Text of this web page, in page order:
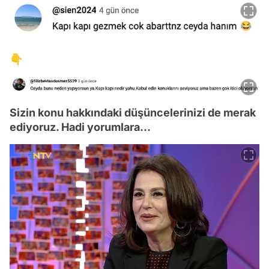
👇
Sizin konu hakkındaki düşüncelerinizi de merak
ediyoruz. Hadi yorumlara...
Test